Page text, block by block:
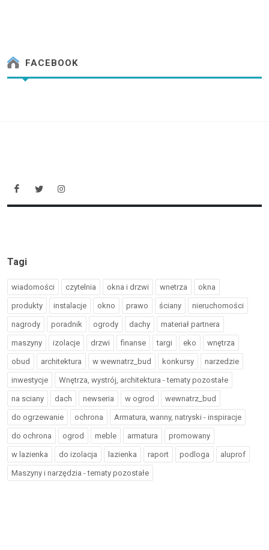
FACEBOOK
Tagi
wiadomości czytelnia okna i drzwi wnetrza okna
produkty instalacje okno prawo ściany nieruchomości
nagrody poradnik ogrody dachy materiał partnera
maszyny izolacje drzwi finanse targi eko wnętrza
obud architektura w wewnatrz_bud konkursy narzedzie
inwestycje Wnętrza, wystrój, architektura - tematy pozostałe
na sciany dach newseria w ogrod wewnatrz_bud
do ogrzewanie ochrona Armatura, wanny, natryski - inspiracje
do ochrona ogrod meble armatura promowany
w lazienka do izolacja lazienka raport podloga aluprof
Maszyny i narzędzia - tematy pozostałe